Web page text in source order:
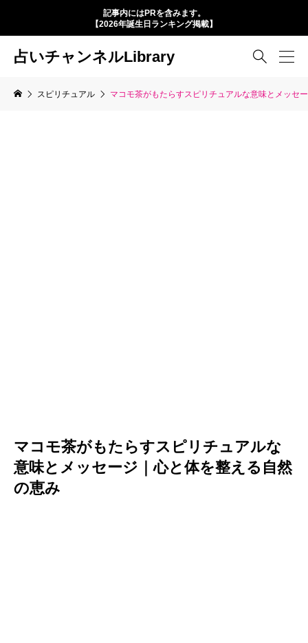
記事内にはPRを含みます。
【2026年誕生日ランキング掲載】
占いチャンネルLibrary 
スピリチュアル マコモ茶がもたらすスピリチュアルな意味とメッセ
マコモ茶がもたらすスピリチュアルな
意味とメッセージ｜心と体を整える自然
の恵み